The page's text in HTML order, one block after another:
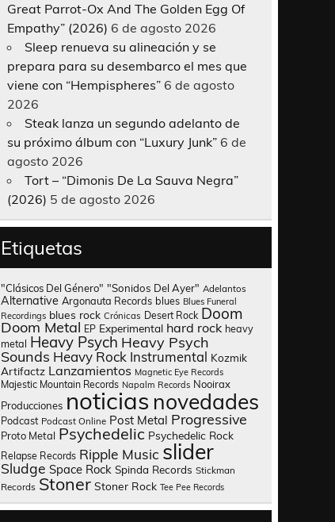
Great Parrot-Ox And The Golden Egg Of
Empathy” (2026) 6 de agosto 2026
Sleep renueva su alineación y se
prepara para su desembarco el mes que
viene con “Hempispheres” 6 de agosto
2026
Steak lanza un segundo adelanto de
su próximo álbum con “Luxury Junk” 6 de
agosto 2026
Tort – “Dimonis De La Sauva Negra”
(2026) 5 de agosto 2026
Etiquetas
"Clásicos Del Género" "Sonidos Del Ayer" Adelantos
Alternative Argonauta Records blues Blues Funeral
Recordings blues rock Crónicas Desert Rock Doom
Doom Metal EP Experimental hard rock heavy
metal Heavy Psych Heavy Psych
Sounds Heavy Rock Instrumental Kozmik
Artifactz Lanzamientos Magnetic Eye Records
Majestic Mountain Records Napalm Records Nooirax
Producciones noticias novedades
Podcast Podcast Online Post Metal Progressive
Proto Metal Psychedelic Psychedelic Rock
Relapse Records Ripple Music slider
Sludge Space Rock Spinda Records Stickman
Records Stoner Stoner Rock Tee Pee Records